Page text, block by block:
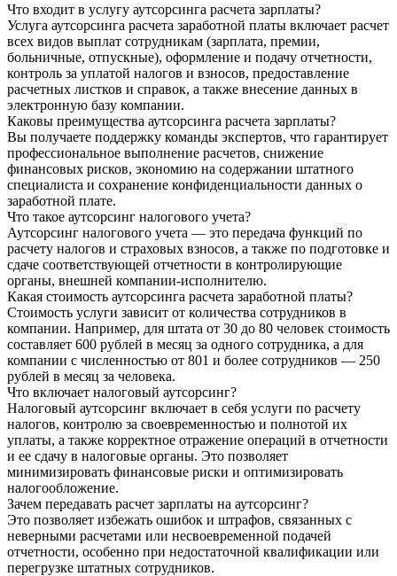
Что входит в услугу аутсорсинга расчета зарплаты?
Услуга аутсорсинга расчета заработной платы включает расчет
всех видов выплат сотрудникам (зарплата, премии,
больничные, отпускные), оформление и подачу отчетности,
контроль за уплатой налогов и взносов, предоставление
расчетных листков и справок, а также внесение данных в
электронную базу компании.
Каковы преимущества аутсорсинга расчета зарплаты?
Вы получаете поддержку команды экспертов, что гарантирует
профессиональное выполнение расчетов, снижение
финансовых рисков, экономию на содержании штатного
специалиста и сохранение конфиденциальности данных о
заработной плате.
Что такое аутсорсинг налогового учета?
Аутсорсинг налогового учета — это передача функций по
расчету налогов и страховых взносов, а также по подготовке и
сдаче соответствующей отчетности в контролирующие
органы, внешней компании-исполнителю.
Какая стоимость аутсорсинга расчета заработной платы?
Стоимость услуги зависит от количества сотрудников в
компании. Например, для штата от 30 до 80 человек стоимость
составляет 600 рублей в месяц за одного сотрудника, а для
компании с численностью от 801 и более сотрудников — 250
рублей в месяц за человека.
Что включает налоговый аутсорсинг?
Налоговый аутсорсинг включает в себя услуги по расчету
налогов, контролю за своевременностью и полнотой их
уплаты, а также корректное отражение операций в отчетности
и ее сдачу в налоговые органы. Это позволяет
минимизировать финансовые риски и оптимизировать
налогообложение.
Зачем передавать расчет зарплаты на аутсорсинг?
Это позволяет избежать ошибок и штрафов, связанных с
неверными расчетами или несвоевременной подачей
отчетности, особенно при недостаточной квалификации или
перегрузке штатных сотрудников.